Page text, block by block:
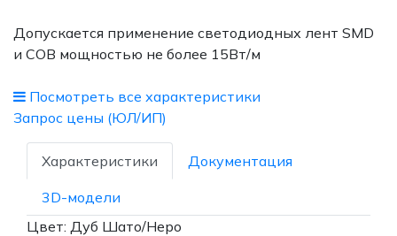
Допускается применение светодиодных лент SMD
и СОВ мощностью не более 15Вт/м
Посмотреть все характеристики
Запрос цены (ЮЛ/ИП)
Характеристики Документация
3D-модели
Цвет: Дуб Шато/Неро